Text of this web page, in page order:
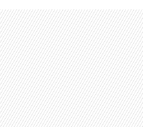
Skip to main content